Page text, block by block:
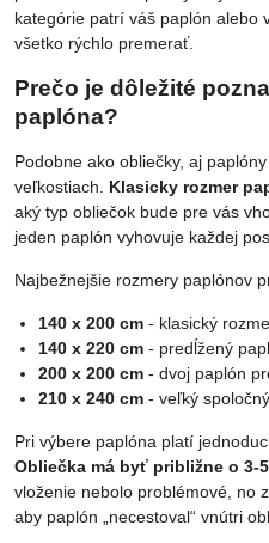
kategórie patrí váš paplón alebo
všetko rýchlo premerať.
Prečo je dôležité
paplóna?
Podobne ako obliečky, aj
veľkostiach. Klasicky rozmer
aký typ obliečok bude pre vás
jeden paplón vyhovuje každej
Najbežnejšie rozmery paplónov
140 x 200 cm - klasický
140 x 220 cm - predĺžený
200 x 200 cm - dvoj paplón
210 x 240 cm - veľký
Pri výbere paplóna platí
Obliečka má byť približne o 3-
vloženie nebolo problémové, no
aby paplón „necestoval“ vnútri